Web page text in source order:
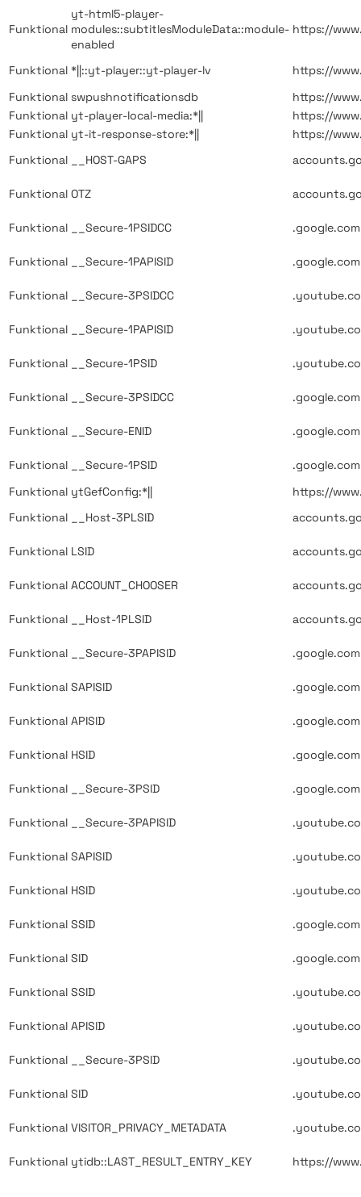
Funktional
yt-html5-player-
modules::subtitlesModuleData::module-
enabled
https://
Funktional *||::yt-player::yt-player-lv
https://
Funktional swpushnotificationsdb
https://
Funktional yt-player-local-media:*||
https://
Funktional yt-it-response-store:*||
https://
Funktional
__HOST-GAPS
Funktional OTZ
Funktional __Secure-1PSIDCC .google.com
Funktional __Secure-1PAPISID .google.com
Funktional __Secure-3PSIDCC
Funktional __Secure-1PAPISID
Funktional __Secure-1PSID
Funktional __Secure-3PSIDCC .google.com
Funktional __Secure-ENID .google.com
Funktional __Secure-1PSID
.google.com
Funktional ytGefConfig:*||
https://
Funktional
__Host-3PLSID
Funktional LSID
Funktional ACCOUNT_CHOOSER
Funktional __Host-1PLSID
Funktional __Secure-3PAPISID .google.com
Funktional SAPISID .google.com
Funktional APISID .google.com
Funktional HSID .google.com
Funktional __Secure-3PSID .google.com
Funktional __Secure-3PAPISID
Funktional SAPISID
Funktional HSID
Funktional SSID .google.com
Funktional SID .google.com
Funktional SSID
Funktional APISID
Funktional __Secure-3PSID
Funktional SID
Funktional VISITOR_PRIVACY_METADATA
Funktional ytidb::LAST_RESULT_ENTRY_KEY https://